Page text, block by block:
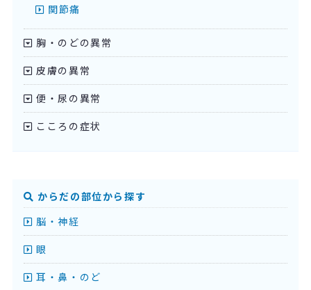
関節痛
胸・のどの異常
皮膚の異常
便・尿の異常
こころの症状
からだの部位から探す
脳・神経
眼
耳・鼻・のど